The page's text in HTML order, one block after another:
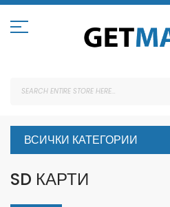
Skip
Content
ВСИЧКИ КАТЕГОРИИ
SD КАРТИ